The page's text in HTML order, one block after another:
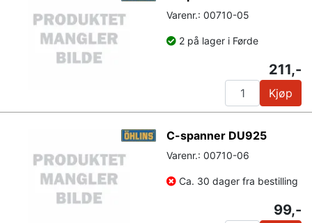
Varenr.: 00710-05
2 på lager i Førde
211,-
Kjøp
C-spanner DU925
Varenr.: 00710-06
Ca. 30 dager fra bestilling
99,-